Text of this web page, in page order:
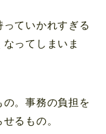
ていかれすぎる
ってしまいま
。事務の負担を
るもの。